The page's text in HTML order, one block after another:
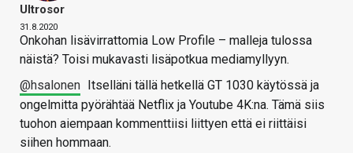
Ultrosor
31.8.2020
Onkohan lisävirrattomia Low Profile – malleja tulossa
näistä? Toisi mukavasti lisäpotkua mediamyllyyn.
@hsalonen Itselläni tällä hetkellä GT 1030 käytössä ja
ongelmitta pyörähtää Netflix ja Youtube 4K:na. Tämä siis
tuohon aiempaan kommenttiisi liittyen että ei riittäisi
siihen hommaan.